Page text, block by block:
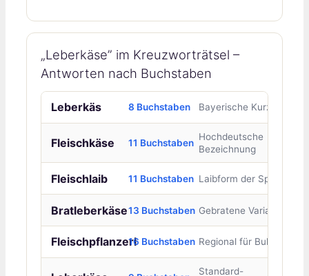
„Leberkäse” im Kreuzworträtsel –
Antworten nach Buchstaben
Leberkäs 8 Buchstaben Bayerische Kurzform
Fleischkäse 11 Buchstaben
Hochdeutsche
Bezeichnung
Fleischlaib 11 Buchstaben Laibform der Speise
Bratleberkäse13 Buchstaben Gebratene Variante
Fleischpflanzerl16 Buchstaben Regional für Bulette
Standard-